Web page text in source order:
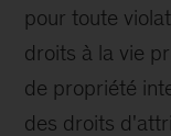
pour toute
droits à la vie
de propriété
des droits